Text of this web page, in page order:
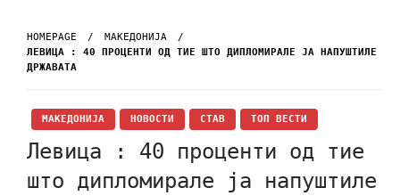
HOMEPAGE
МАКЕДОНИЈА
ЛЕВИЦА : 40 ПРОЦЕНТИ ОД ТИЕ ШТО ДИПЛОМИРАЛЕ ЈА НАПУШТИЛЕ
ДРЖАВАТА
МАКЕДОНИЈА НОВОСТИ СТАВ ТОП ВЕСТИ
Левица : 40 проценти од тие
што дипломирале ја напуштиле